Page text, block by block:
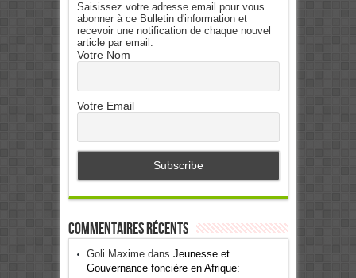
Saisissez votre adresse email pour vous
abonner à ce Bulletin d'information et
recevoir une notification de chaque nouvel
article par email.
Votre Nom
Votre Email
Commentaires récents
Goli Maximedans Jeunesse et
Gouvernance foncière en Afrique: